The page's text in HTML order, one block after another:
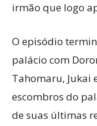
irmão que logo
O episódio
palácio com
Tahomaru, Jukai
escombros do
de suas últimas